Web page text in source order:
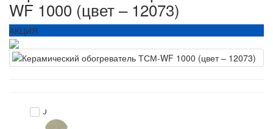
WF 1000 (цвет – 12073)
АКЦИЯ
0